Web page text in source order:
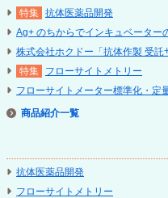
抗体医薬品開発
Ag+ のちからでインキュベーター
株式会社ホクドー「抗体作製 受託
フローサイトメトリー
フローサイトメーター標準化・定
商品紹介
抗体医薬品開発
フローサイトメトリー